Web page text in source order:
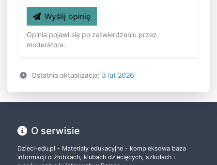
Wyślij opinię
Opinia pojawi się po zatwierdzeniu przez
moderatora.
Ostatnia aktualizacja: 3 lut 2026
O serwisie
Dzieci-edu.pl - Materiały edukacyjne - kompleksowa baza
informacji o żłobkach, klubach dziecięcych, szkołach i